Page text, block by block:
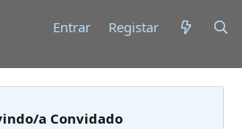
Entrar Registar
a Convidado